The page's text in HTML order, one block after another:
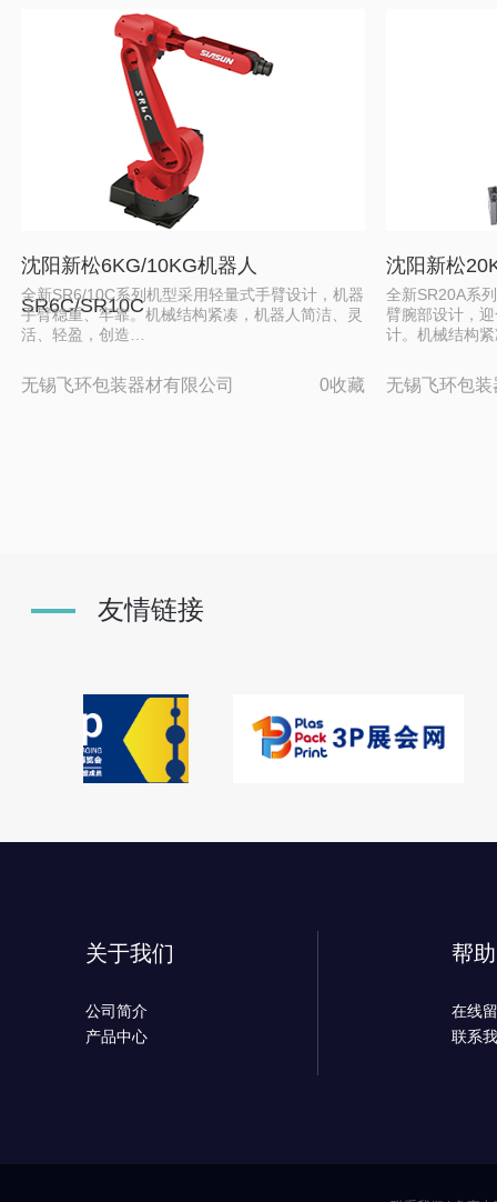
沈阳新松6KG/10KG机器人
SR6C/SR10C
全新SR6/10C系列机型采用轻量式手臂设计，机器
手臂稳重、牢靠。机械结构紧凑，机器人简洁、灵
活、轻盈，创造…
无锡飞环包装器材有限公司 0收藏
沈阳新松
全新SR20A系
臂腕部设计，
计。机械结构
无锡飞环包
友情链接
关于我们
公司简介
产品中心
帮
在线
联系